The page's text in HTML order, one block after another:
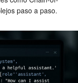
paso a paso.